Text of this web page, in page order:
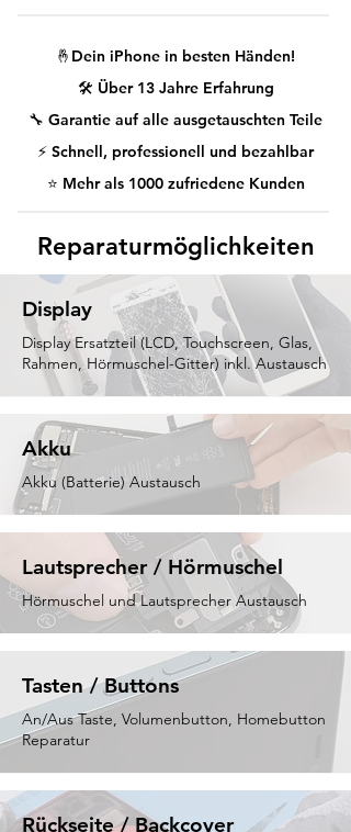
🤞Dein iPhone in besten Händen!
🛠️ Über 13 Jahre Erfahrung
🔧 Garantie auf alle ausgetauschten Teile
⚡ Schnell, professionell und bezahlbar
⭐ Mehr als 1000 zufriedene Kunden
Reparaturmöglichkeiten
Display
Display Ersatzteil (LCD, Touchscreen, Glas,
Rahmen, Hörmuschel-Gitter) inkl. Austausch
Akku
Akku (Batterie) Austausch
Lautsprecher / Hörmuschel
Hörmuschel und Lautsprecher Austausch
Tasten / Buttons
An/Aus Taste, Volumenbutton, Homebutton
Reparatur
Rückseite / Backcover